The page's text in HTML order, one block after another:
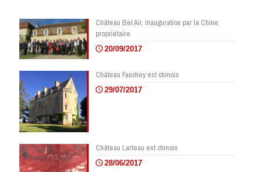
Château Bel Air, inauguration par la Chine
propriétaire
20/09/2017
Château Fauchey est chinois
29/07/2017
Château Larteau est chinois
28/06/2017